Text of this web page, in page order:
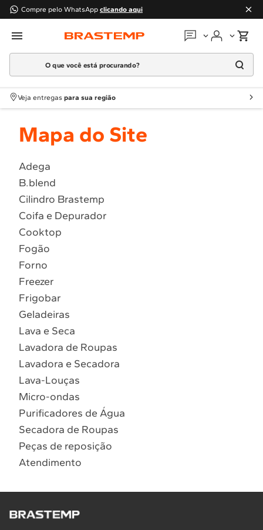
Compre pelo WhatsApp clicando aqui
Em que podemos
Atendimento Brastemp
Localizar assistência técnica
O que você está procurando?
Termos mais buscados
1º Geladeira
2
Fogao
4 º Lava Louça
5 º Cooktop
6º Microondas Brastemp
7º Forno
8º Embutir
9º Lava Seca
Veja entregas para sua região
Mapa do Site
Adega
B.blend
Cilindro Brastemp
Coifa e Depurador
Cooktop
Fogão
Forno
Freezer
Frigobar
Geladeiras
Lava e Seca
Lavadora de Roupas
Lavadora e Secadora
Lava-Louças
Micro-ondas
Purificadores de Água
Secadora de Roupas
Peças de reposição
Atendimento